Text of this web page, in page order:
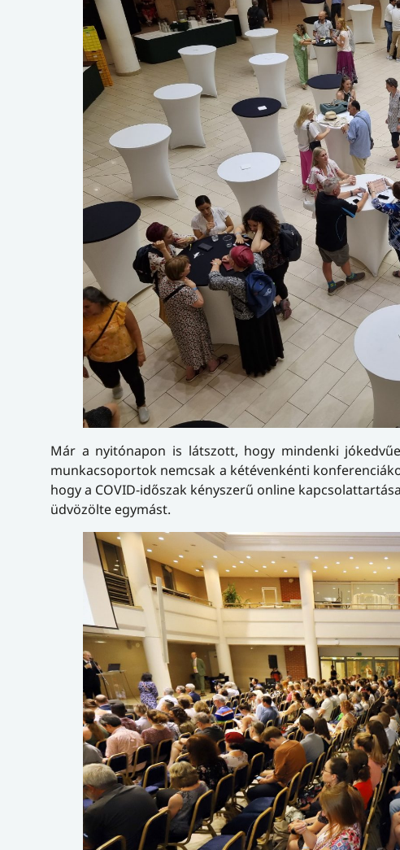
Már a nyitónapon is látszott, hogy mindenki
munkacsoportok nemcsak a kétévenkénti
hogy a COVID-időszak kényszerű online
üdvözölte egymást.